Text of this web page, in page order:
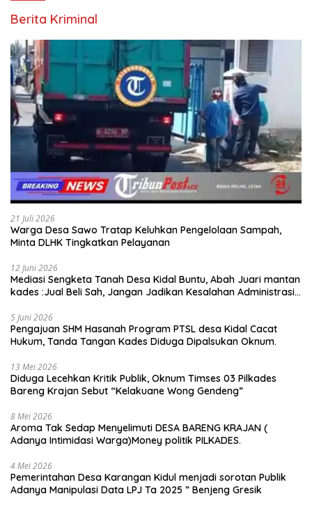
Berita Kriminal
21 Juli 2026
Warga Desa Sawo Tratap Keluhkan Pengelolaan Sampah,
Minta DLHK Tingkatkan Pelayanan
12 Juni 2026
Mediasi Sengketa Tanah Desa Kidal Buntu, Abah Juari mantan
kades :Jual Beli Sah, Jangan Jadikan Kesalahan Administrasi
5 Juni 2026
Pengajuan SHM Hasanah Program PTSL desa Kidal Cacat
Hukum, Tanda Tangan Kades Diduga Dipalsukan Oknum.
13 Mei 2026
Diduga Lecehkan Kritik Publik, Oknum Timses 03 Pilkades
Bareng Krajan Sebut “Kelakuane Wong Gendeng”
8 Mei 2026
Aroma Tak Sedap Menyelimuti DESA BARENG KRAJAN (
Adanya Intimidasi Warga)Money politik PILKADES.
4 Mei 2026
Pemerintahan Desa Karangan Kidul menjadi sorotan Publik
Adanya Manipulasi Data LPJ Ta 2025 ” Benjeng Gresik